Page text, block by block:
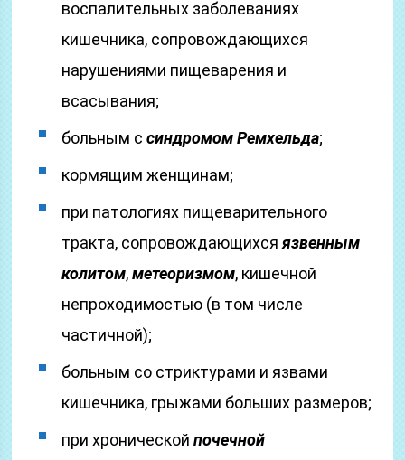
воспалительных заболеваниях
кишечника, сопровождающихся
нарушениями пищеварения и
всасывания;
больным ссиндромом Ремхельда;
кормящим женщинам;
при патологиях пищеварительного
тракта, сопровождающихсяязвенным
колитом,метеоризмом, кишечной
непроходимостью (в том числе
частичной);
больным со стриктурами и язвами
кишечника, грыжами больших размеров;
при хроническойпочечной